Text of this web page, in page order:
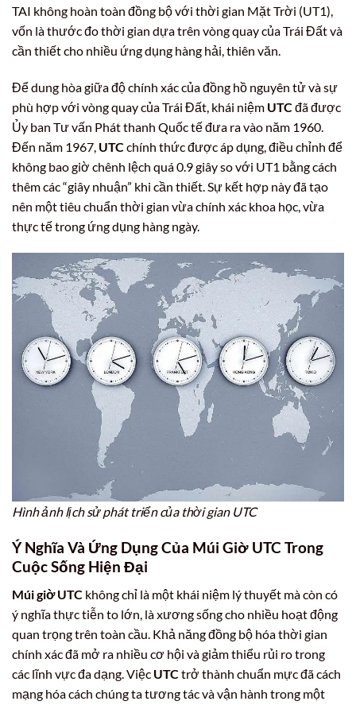
TAI không hoàn toàn đồng bộ với thời gian Mặt Trời (UT1),
vốn là thước đo thời gian dựa trên vòng quay của Trái Đất và
cần thiết cho nhiều ứng dụng hàng hải, thiên văn.
Để dung hòa giữa độ chính xác của đồng hồ nguyên tử và sự
phù hợp với vòng quay của Trái Đất, khái niệm UTCđã được
Ủy ban Tư vấn Phát thanh Quốc tế đưa ra vào năm 1960.
Đến năm 1967, UTCchính thức được áp dụng, điều chỉnh để
không bao giờ chênh lệch quá 0.9 giây so với UT1 bằng cách
thêm các “giây nhuận” khi cần thiết. Sự kết hợp này đã tạo
nên một tiêu chuẩn thời gian vừa chính xác khoa học, vừa
thực tế trong ứng dụng hàng ngày.
Hình ảnh lịch sử phát triển của thời gian UTC
Ý Nghĩa Và Ứng Dụng Của Múi Giờ UTC Trong
Cuộc Sống Hiện Đại
Múi giờ UTC không chỉ là một khái niệm lý thuyết mà còn có
ý nghĩa thực tiễn to lớn, là xương sống cho nhiều hoạt động
quan trọng trên toàn cầu. Khả năng đồng bộ hóa thời gian
chính xác đã mở ra nhiều cơ hội và giảm thiểu rủi ro trong
các lĩnh vực đa dạng. Việc UTCtrở thành chuẩn mực đã cách
mạng hóa cách chúng ta tương tác và vận hành trong một